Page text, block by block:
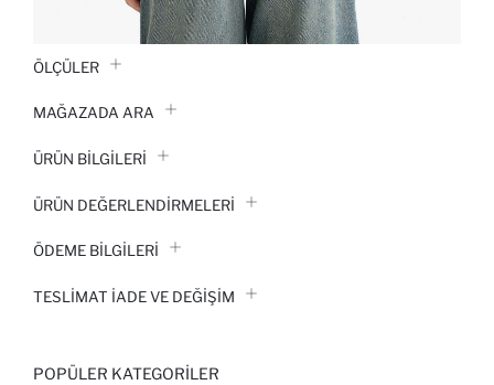
ÖLÇÜLER
MAĞAZADA ARA
ÜRÜN BILGILERI
ÜRÜN DEĞERLENDİRMELERİ
ÖDEME BİLGİLERİ
TESLIMAT İADE VE DEĞIŞIM
POPÜLER KATEGORILER